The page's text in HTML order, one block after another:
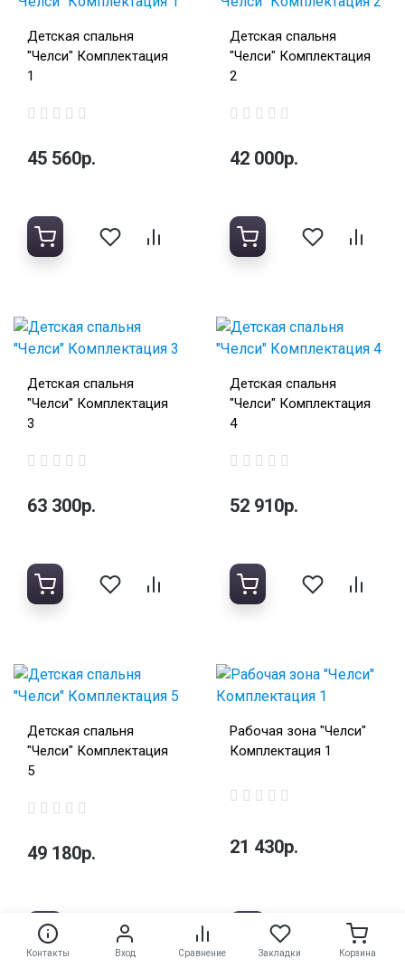
Контакты Вход Сравнение Закладки Корзина
Детская спальня
"Челси" Комплектация
1
45 560р.
Детская спальня
"Челси" Комплектация
2
42 000р.
Детская спальня
"Челси" Комплектация
3
63 300р.
Детская спальня
"Челси" Комплектация
4
52 910р.
Детская спальня
"Челси" Комплектация
5
49 180р.
Рабочая зона "Челси"
Комплектация 1
21 430р.